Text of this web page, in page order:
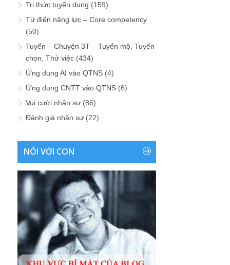
Tri thức tuyển dụng (159)
Từ điển năng lực – Core competency
(50)
Tuyển – Chuyện 3T – Tuyển mộ, Tuyển
chọn, Thử việc (434)
Ứng dụng AI vào QTNS (4)
Ứng dụng CNTT vào QTNS (6)
Vui cười nhân sự (86)
Đánh giá nhân sự (22)
NÓI VỚI CON